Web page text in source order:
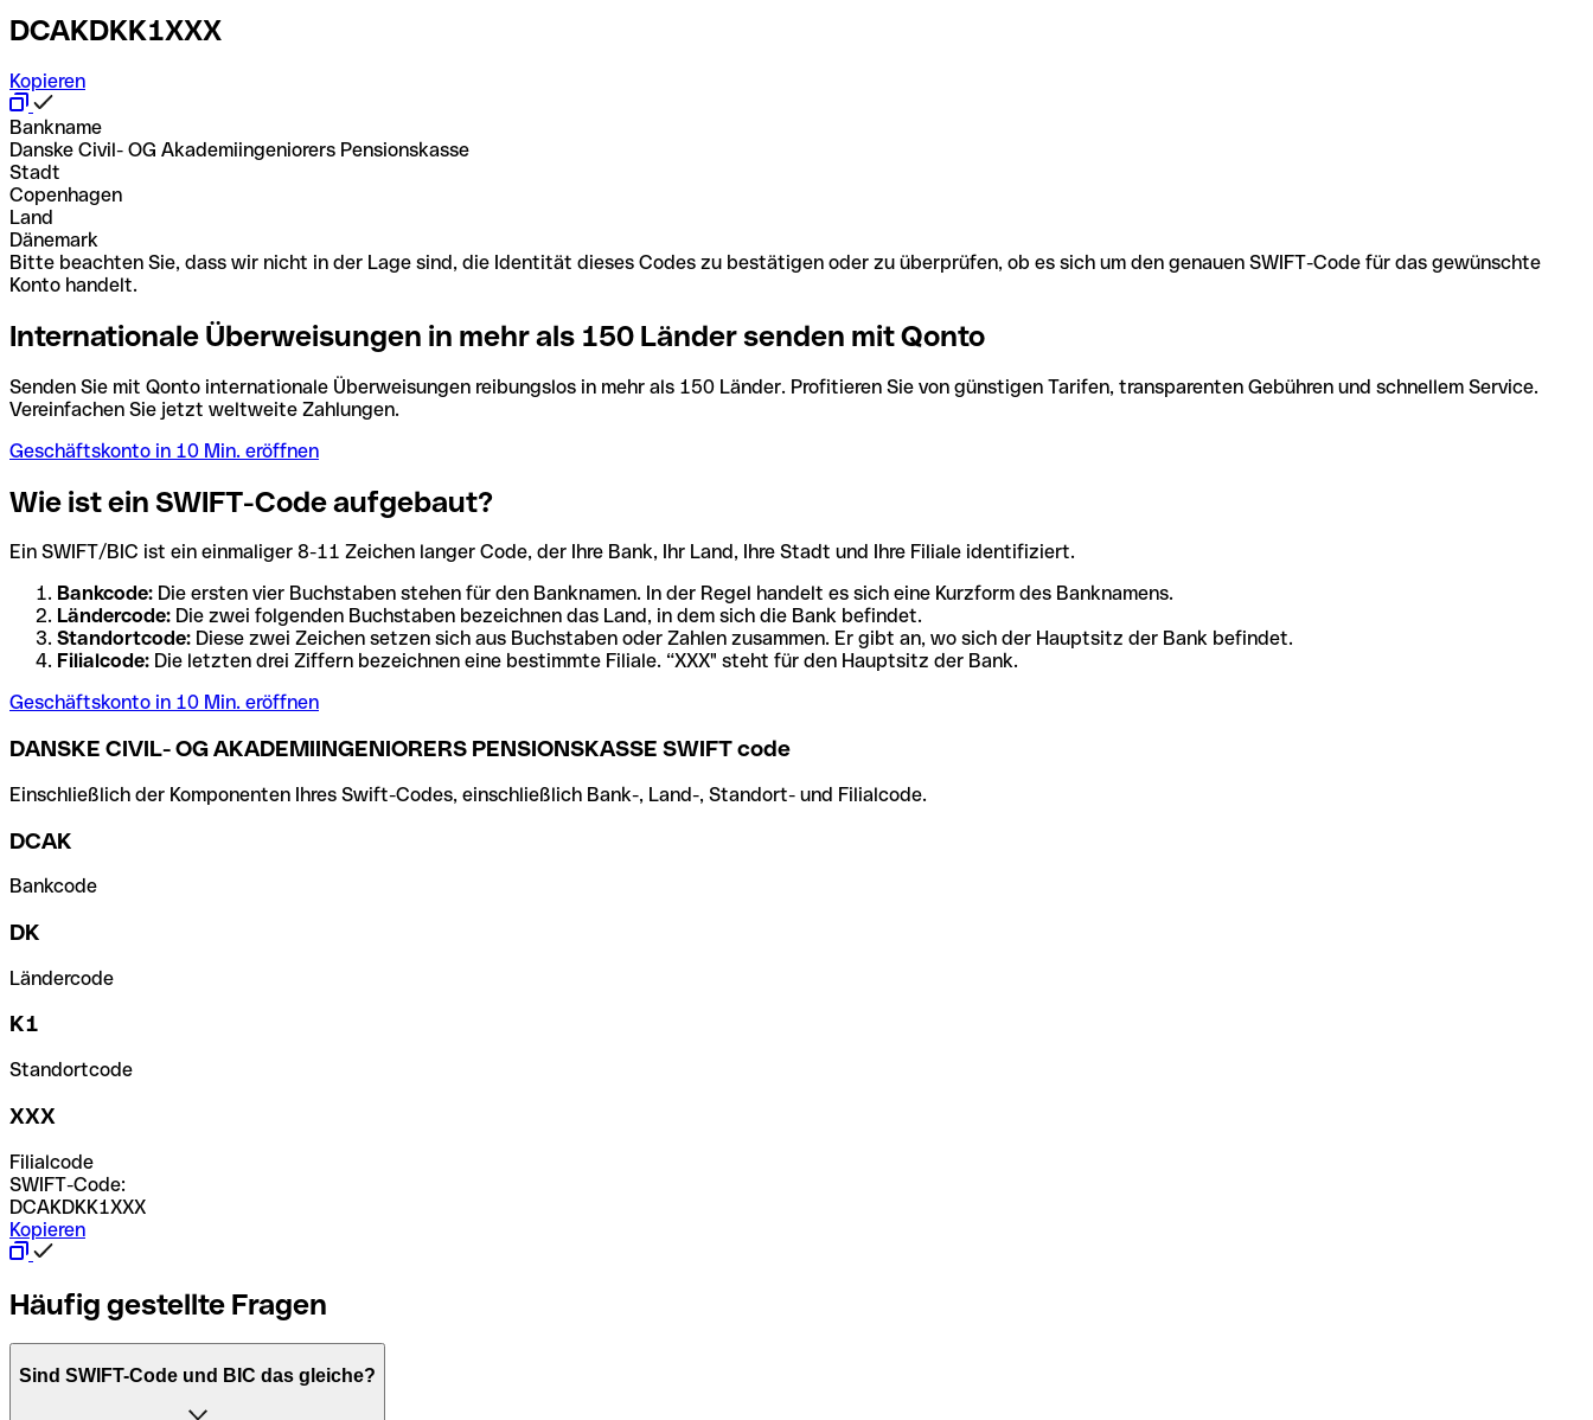
DCAKDKK1XXX
Kopieren
Bankname
Danske Civil- OG Akademiingeniorers Pensionskasse
Stadt
Copenhagen
Land
Dänemark
Bitte beachten Sie, dass wir nicht in der Lage sind, die Identität dieses Codes zu bestätigen oder zu überprüfen, ob es sich um den genauen SWIFT-Code für das gewünschte
Konto handelt.
Internationale Überweisungen in mehr als 150 Länder senden mit Qonto
Senden Sie mit Qonto internationale Überweisungen reibungslos in mehr als 150 Länder. Profitieren Sie von günstigen Tarifen, transparenten Gebühren und schnellem Service.
Vereinfachen Sie jetzt weltweite Zahlungen.
Geschäftskonto in 10 Min. eröffnen
Wie ist ein SWIFT-Code aufgebaut?
Ein SWIFT/BIC ist ein einmaliger 8-11 Zeichen langer Code, der Ihre Bank, Ihr Land, Ihre Stadt und Ihre Filiale identifiziert.
Bankcode: Die ersten vier Buchstaben stehen für den Banknamen. In der Regel handelt es sich eine Kurzform des Banknamens.
Ländercode: Die zwei folgenden Buchstaben bezeichnen das Land, in dem sich die Bank befindet.
Standortcode: Diese zwei Zeichen setzen sich aus Buchstaben oder Zahlen zusammen. Er gibt an, wo sich der Hauptsitz der Bank befindet.
Filialcode: Die letzten drei Ziffern bezeichnen eine bestimmte Filiale. “XXX" steht für den Hauptsitz der Bank.
Geschäftskonto in 10 Min. eröffnen
DANSKE CIVIL- OG AKADEMIINGENIORERS PENSIONSKASSE SWIFT code
Einschließlich der Komponenten Ihres Swift-Codes, einschließlich Bank-, Land-, Standort- und Filialcode.
DCAK
Bankcode
DK
Ländercode
K1
Standortcode
XXX
Filialcode
SWIFT-Code:
DCAKDKK1XXX
Kopieren
Häufig gestellte Fragen
Sind SWIFT-Code und BIC das gleiche?